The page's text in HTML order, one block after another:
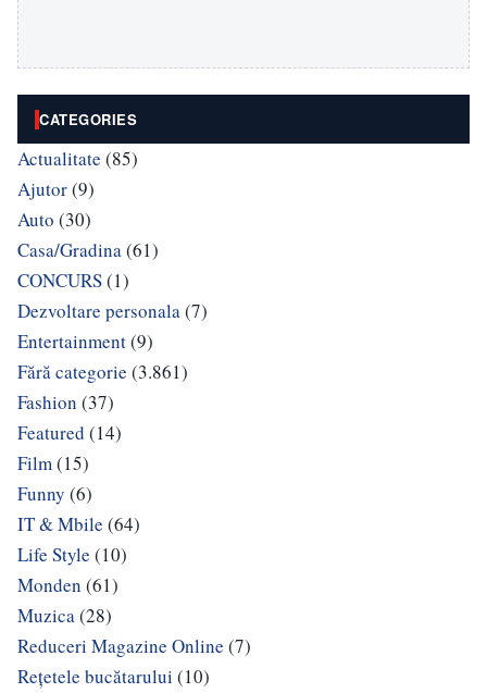
CATEGORIES
Actualitate (85)
Ajutor(9)
Auto (30)
Casa/Gradina(61)
CONCURS(1)
Dezvoltare personala(7)
Entertainment(9)
Fără categorie (3.861)
Fashion (37)
Featured (14)
Film(15)
Funny (6)
IT & Mbile (64)
Life Style (10)
Monden (61)
Muzica(28)
Reduceri Magazine Online (7)
Rețetele bucătarului (10)